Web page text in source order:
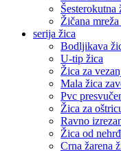
Šesterokutna
Žičana
serija žica
Bodljikava
U-tip žica
Žica za
Mala žica
Pvc
Žica za
Ravno
Žica od
Crna žarena